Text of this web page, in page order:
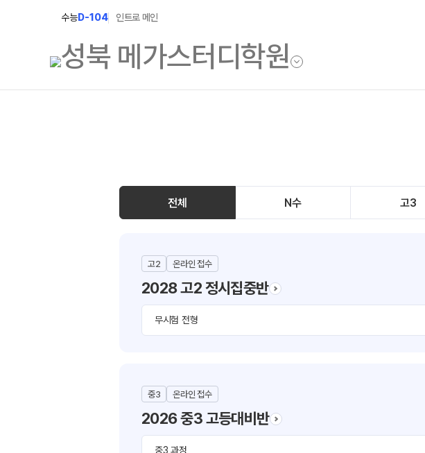
수능D-104 인트로 메인
2026 고1 썸머스쿨
2026 고2 썸머스쿨
전체 N수 고3
고2 온라인 접수
2028 고2 정시집중반
무시험 전형
중3 온라인 접수
2026 중3 고등대비반
중3 과정